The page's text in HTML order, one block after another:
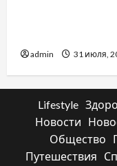
admin 31 июля,
Lifestyle
Новости
Общество
Путешествия